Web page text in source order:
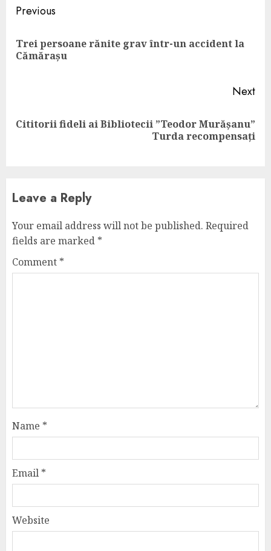
Continue
Reading
Previous
Trei persoane rănite grav într-un accident la
Cămărașu
Next
Next
Cititorii fideli ai Bibliotecii ”Teodor Murășanu”
Turda recompensați
Leave a Reply
Your email address will not be published. Required
fields are marked *
Comment *
Name *
Email *
Website